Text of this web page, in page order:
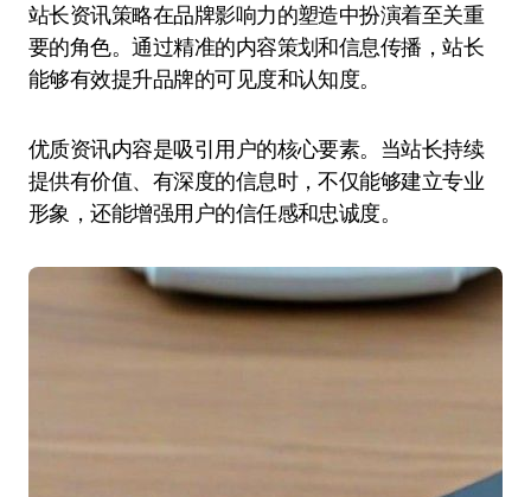
站长资讯策略在品牌影响力的塑造中扮演着至关重
要的角色。通过精准的内容策划和信息传播，站长
能够有效提升品牌的可见度和认知度。
优质资讯内容是吸引用户的核心要素。当站长持续
提供有价值、有深度的信息时，不仅能够建立专业
形象，还能增强用户的信任感和忠诚度。